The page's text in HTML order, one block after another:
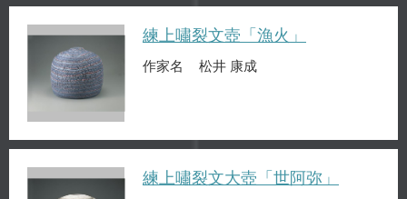
練上嘯裂文壺「漁火」
作家名 松井 康成
練上嘯裂文大壺「世阿弥」